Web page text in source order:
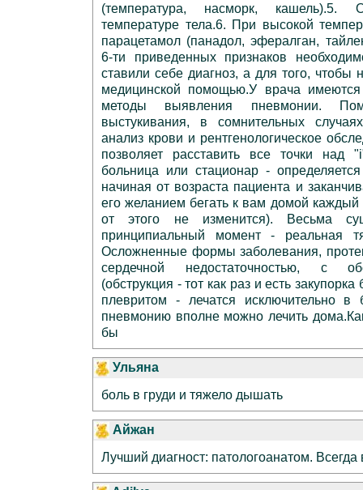
(температура, насморк,
температуре тела.6. При высокой
парацетамол (панадол, эфералган,
6-ти приведенных признаков
ставили себе диагноз, а для того,
медицинской помощью.У врача
методы выявления пневмонии.
выстукивания, в сомнительных
анализ крови и рентгенологическое
позволяет расставить все точки над
больница или стационар -
начиная от возраста пациента и
его желанием бегать к вам домой каждый
от этого не изменится). Весьма
принципиальный момент - реальная
Осложненные формы заболевания,
сердечной недостаточностью, с
(обструкция - тот как раз и есть
плевритом - лечатся исключительно в
пневмонию вполне можно лечить
бы
Ульяна
боль в груди и тяжело дышать
Айжан
Лучший диагност: патологоанатом. Всегда